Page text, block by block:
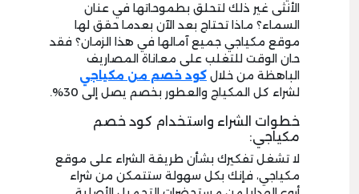
الأنثى غير ذلك لتحلق بطموحاتها في عنان
السماء؟ ماذا تحتاج بعد الآن بعدما حقق لها
موقع مكياجي جميع آمالها في هذا الزمان؟ فقد
حان الوقت للتغلب على معاناة المصاريف
الباهظة من خلال كود خصم من مكياجي
لشراء كل المكياج والعطور بخصم يصل إلى 30%.
خطوات الشراء واستخدام كود خصم
مكياجي:
لا تشغل تفكيرك بشأن طريقة الشراء على موقع
مكياجي، فإنك بكل سهولة ستتمكن من شراء